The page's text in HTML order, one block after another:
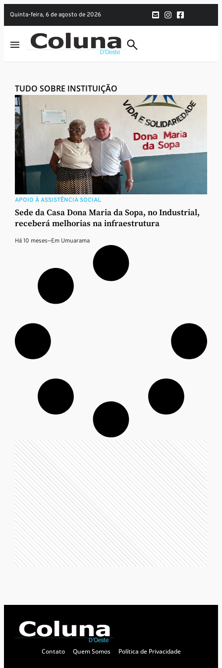
quinta-feira, 6 de agosto de 2026
TUDO SOBRE INSTITUIÇÃO
APOIO À ASSISTÊNCIA SOCIAL
Sede da Casa Dona Maria da Sopa, no Industrial,
receberá melhorias na infraestrutura
Há 10 meses—Em Umuarama
Contato Quem Somos Política de Privacidade